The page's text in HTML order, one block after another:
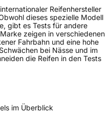
Reifenhersteller
dieses spezielle Modell
gibt es Tests für andere
zeigen in verschiedenen
Fahrbahn und eine hohe
bei Nässe und im
die Reifen in den Tests
im Überblick